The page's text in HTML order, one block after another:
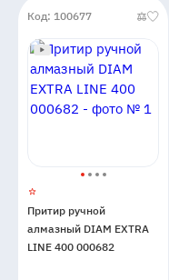
Код: 100677
Притир ручной
алмазный DIAM EXTRA
LINE 400 000682